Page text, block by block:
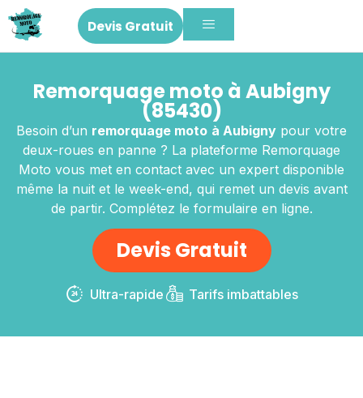
Devis Gratuit
Remorquage moto à Aubigny
(85430)
Besoin d’un remorquage moto à Aubigny pour votre
deux-roues en panne ? La plateforme Remorquage
Moto vous met en contact avec un expert disponible
même la nuit et le week-end, qui remet un devis avant
de partir. Complétez le formulaire en ligne.
Devis Gratuit
Ultra-rapide Tarifs imbattables